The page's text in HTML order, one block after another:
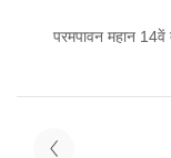
परमपावन महान 14वें